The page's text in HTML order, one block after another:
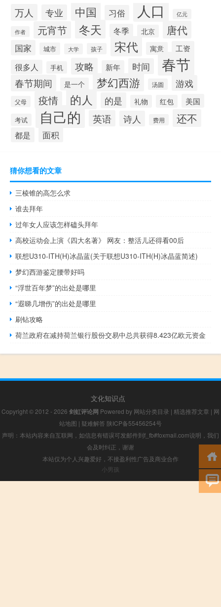
万人 专业 中国 习俗 人口 亿元
作者 元宵节 冬天 冬季 北京 唐代
国家 城市 大学 孩子 宋代 寓意 工资
很多人 手机 攻略 新年 时间 春节
春节期间 是一个 梦幻西游 汤圆 游戏
父母 疫情 的人 的是 礼物 红包 美国
考试 自己的 英语 诗人 费用 还不
都是 面积
猜你想看的文章
三棱锥的高怎么求
谁去拜年
过年女人应该怎样磕头拜年
高校运动会上演《四大名著》 网友：整活儿还得看00后
联想U310-ITH(H)冰晶蓝(关于联想U310-ITH(H)冰晶蓝简述)
梦幻西游鉴定腰带好吗
“浮世百年梦”的出处是哪里
“遐睇几增伤”的出处是哪里
刷钻攻略
荷兰政府在减持荷兰银行股份交易中总共获得8.423亿欧元资金
文化知识点
Copyright © 2012 - 2026 剑虹评论网 Powered by 网站分类目录 | 精选推荐文章 | 网
站地图 | 疑难解答 陕ICP备55456254号
声明：本站内容来自互联网，如信息有错误可发邮件到f_fb#foxmail.com说明，我们
会及时纠正，谢谢
本站仅为个人兴趣爱好，不接盈利性广告及商业合作
小男孩